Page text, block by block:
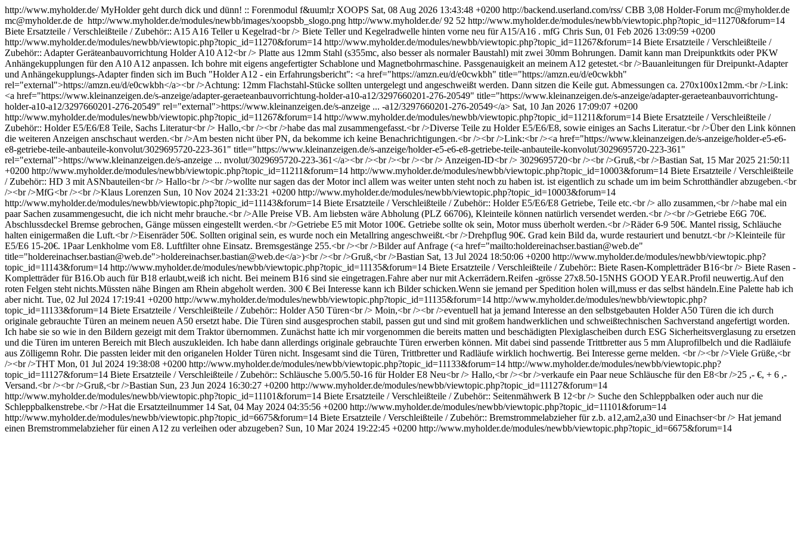
http://www.myholder.de/MyHolder geht durch dick und dünn! :: Forenmodul f&uuml;r XOOPS Sat, 08 Aug 2026 13:43:48 +0200 http://backend.userland.com/rss/ CBB 3,08 Holder-Forum mc@myholder.de
mc@myholder.de de http://www.myholder.de/modules/newbb/images/xoopsbb_slogo.png http://www.myholder.de/92 52 http://www.myholder.de/modules/newbb/viewtopic.php?topic_id=11270&forum=14
Biete Ersatzteile / Verschleißteile / Zubehör:: A15 A16 Teller u Kegelrad<br /> Biete Teller und Kegelradwelle hinten vorne neu für A15/A16 . mfG Chris Sun, 01 Feb 2026 13:09:59 +0200
http://www.myholder.de/modules/newbb/viewtopic.php?topic_id=11270&forum=14 http://www.myholder.de/modules/newbb/viewtopic.php?topic_id=11267&forum=14 Biete Ersatzteile / Verschleißteile /
Zubehör:: Adapter Geräteanbauvorrichtung Holder A10 A12<br /> Platte aus 12mm Stahl (s355mc, also besser als normaler Baustahl) mit zwei 30mm Bohrungen. Damit kann man Dreipunktkits oder PKW
Anhängekupplungen für den A10 A12 anpassen. Ich bohre mit eigens angefertigter Schablone und Magnetbohrmaschine. Passgenauigkeit an meinem A12 getestet.<br />Bauanleitungen für Dreipunkt-Adapter
und Anhängekupplungs-Adapter finden sich im Buch "Holder A12 - ein Erfahrungsbericht": <a href="https://amzn.eu/d/e0cwkbh" title="https://amzn.eu/d/e0cwkbh"
rel="external">https://amzn.eu/d/e0cwkbh</a><br />Achtung: 12mm Flachstahl-Stücke sollten untergelegt und angeschweißt werden. Dann sitzen die Keile gut. Abmessungen ca. 270x100x12mm.<br />Link:
<a href="https://www.kleinanzeigen.de/s-anzeige/adapter-geraeteanbauvorrichtung-holder-a10-a12/3297660201-276-20549" title="https://www.kleinanzeigen.de/s-anzeige/adapter-geraeteanbauvorrichtung-
holder-a10-a12/3297660201-276-20549" rel="external">https://www.kleinanzeigen.de/s-anzeige ... -a12/3297660201-276-20549</a> Sat, 10 Jan 2026 17:09:07 +0200
http://www.myholder.de/modules/newbb/viewtopic.php?topic_id=11267&forum=14 http://www.myholder.de/modules/newbb/viewtopic.php?topic_id=11211&forum=14 Biete Ersatzteile / Verschleißteile /
Zubehör:: Holder E5/E6/E8 Teile, Sachs Literatur<br /> Hallo,<br /><br />habe das mal zusammengefasst.<br />Diverse Teile zu Holder E5/E6/E8, sowie einiges an Sachs Literatur.<br />Über den Link können
die weiteren Anzeigen anschschaut werden.<br />Am besten nicht über PN, da bekomme ich keine Benachrichtigungen.<br /><br />Link:<br /><a href="https://www.kleinanzeigen.de/s-anzeige/holder-e5-e6-
e8-getriebe-teile-anbauteile-konvolut/3029695720-223-361" title="https://www.kleinanzeigen.de/s-anzeige/holder-e5-e6-e8-getriebe-teile-anbauteile-konvolut/3029695720-223-361"
rel="external">https://www.kleinanzeigen.de/s-anzeige ... nvolut/3029695720-223-361</a><br /><br /><br /><br /> Anzeigen-ID<br /> 3029695720<br /><br />Gruß,<br />Bastian Sat, 15 Mar 2025 21:50:11
+0200 http://www.myholder.de/modules/newbb/viewtopic.php?topic_id=11211&forum=14 http://www.myholder.de/modules/newbb/viewtopic.php?topic_id=10003&forum=14 Biete Ersatzteile / Verschleißteile
/ Zubehör:: HD 3 mit ASNbauteilen<br /> Hallo<br /><br />wollte nur sagen das der Motor incl allem was weiter unten steht noch zu haben ist. ist eigentlich zu schade um im beim Schrotthändler abzugeben.<br
/><br />MfG<br /><br />Klaus Lorenzen Sun, 10 Nov 2024 21:33:21 +0200 http://www.myholder.de/modules/newbb/viewtopic.php?topic_id=10003&forum=14
http://www.myholder.de/modules/newbb/viewtopic.php?topic_id=11143&forum=14 Biete Ersatzteile / Verschleißteile / Zubehör:: Holder E5/E6/E8 Getriebe, Teile etc.<br /> allo zusammen,<br />habe mal ein
paar Sachen zusammengesucht, die ich nicht mehr brauche.<br />Alle Preise VB. Am liebsten wäre Abholung (PLZ 66706), Kleinteile können natürlich versendet werden.<br /><br />Getriebe E6G 70€.
Abschlussdeckel Bremse gebrochen, Gänge müssen eingestellt werden.<br />Getriebe E5 mit Motor 100€. Getriebe sollte ok sein, Motor muss überholt werden.<br />Räder 6-9 50€. Mantel rissig, Schläuche
halten einigermaßen die Luft.<br />Eisenräder 50€. Sollten original sein, es wurde noch ein Metallring angeschweißt.<br />Drehpflug 90€. Grad kein Bild da, wurde restauriert und benutzt.<br />Kleinteile für
E5/E6 15-20€. 1Paar Lenkholme vom E8. Luftfilter ohne Einsatz. Bremsgestänge 255.<br /><br />Bilder auf Anfrage (<a href="mailto:holdereinachser.bastian@web.de"
title="holdereinachser.bastian@web.de">holdereinachser.bastian@web.de</a>)<br /><br />Gruß,<br />Bastian Sat, 13 Jul 2024 18:50:06 +0200 http://www.myholder.de/modules/newbb/viewtopic.php?
topic_id=11143&forum=14 http://www.myholder.de/modules/newbb/viewtopic.php?topic_id=11135&forum=14 Biete Ersatzteile / Verschleißteile / Zubehör:: Biete Rasen-Kompletträder B16<br /> Biete Rasen -
Kompletträder für B16.Ob auch für B18 erlaubt,weiß ich nicht. Bei meinem B16 sind sie eingetragen.Fahre aber nur mit Ackerrädern.Reifen -grösse 27x8.50-15NHS GOOD YEAR.Profil neuwertig.Auf den
roten Felgen steht nichts.Müssten nähe Bingen am Rhein abgeholt werden. 300 € Bei Interesse kann ich Bilder schicken.Wenn sie jemand per Spedition holen will,muss er das selbst händeln.Eine Palette hab ich
aber nicht. Tue, 02 Jul 2024 17:19:41 +0200 http://www.myholder.de/modules/newbb/viewtopic.php?topic_id=11135&forum=14 http://www.myholder.de/modules/newbb/viewtopic.php?
topic_id=11133&forum=14 Biete Ersatzteile / Verschleißteile / Zubehör:: Holder A50 Türen<br /> Moin,<br /><br />eventuell hat ja jemand Interesse an den selbstgebauten Holder A50 Türen die ich durch
originale gebrauchte Türen an meinem neuen A50 ersetzt habe. Die Türen sind ausgesprochen stabil, passen gut und sind mit großem handwerklichen und schweißtechnischen Sachverstand angefertigt worden.
Ich habe sie so wie in den Bildern gezeigt mit dem Traktor übernommen. Zunächst hatte ich mir vorgenommen die bereits matten und beschädigten Plexiglascheiben durch ESG Sicherheitsverglasung zu ersetzen
und die Türen im unteren Bereich mit Blech auszukleiden. Ich habe dann allerdings originale gebrauchte Türen erwerben können. Mit dabei sind passende Trittbretter aus 5 mm Aluprofilbelch und die Radläiufe
aus Zölligemn Rohr. Die passten leider mit den origanelen Holder Türen nicht. Insgesamt sind die Türen, Trittbretter und Radläufe wirklich hochwertig. Bei Interesse gerne melden. <br /><br />Viele Grüße,<br
/><br />THT Mon, 01 Jul 2024 19:38:08 +0200 http://www.myholder.de/modules/newbb/viewtopic.php?topic_id=11133&forum=14 http://www.myholder.de/modules/newbb/viewtopic.php?
topic_id=11127&forum=14 Biete Ersatzteile / Verschleißteile / Zubehör:: Schläusche 5.00/5.50-16 für Holder E8 Neu<br /> Hallo,<br /><br />verkaufe ein Paar neue Schläusche für den E8<br />25 ,- €, + 6 ,-
Versand.<br /><br />Gruß,<br />Bastian Sun, 23 Jun 2024 16:30:27 +0200 http://www.myholder.de/modules/newbb/viewtopic.php?topic_id=11127&forum=14
http://www.myholder.de/modules/newbb/viewtopic.php?topic_id=11101&forum=14 Biete Ersatzteile / Verschleißteile / Zubehör:: Seitenmähwerk B 12<br /> Suche den Schleppbalken oder auch nur die
Schleppbalkenstrebe.<br />Hat die Ersatzteilnummer 14 Sat, 04 May 2024 04:35:56 +0200 http://www.myholder.de/modules/newbb/viewtopic.php?topic_id=11101&forum=14
http://www.myholder.de/modules/newbb/viewtopic.php?topic_id=6675&forum=14 Biete Ersatzteile / Verschleißteile / Zubehör:: Bremstrommelabzieher für z.b. a12,am2,a30 und Einachser<br /> Hat jemand
einen Bremstrommelabzieher für einen A12 zu verleihen oder abzugeben? Sun, 10 Mar 2024 19:22:45 +0200 http://www.myholder.de/modules/newbb/viewtopic.php?topic_id=6675&forum=14